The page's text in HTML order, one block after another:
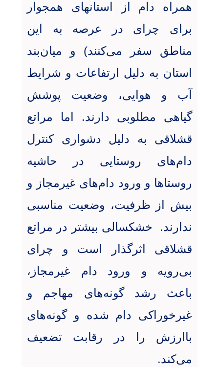
همراه دام از استانهای همجوار
برای چرای در عرصه به این
مناطق سفر می‌کنند) و میان‌بند
استان به دلیل ارتفاعات و شرایط
آب و هوایی، وضعیت پوشش
گیاهی مطلوبی دارند. اما مراتع
قشلاقی به دلیل دشواری کنترل
دام‌های روستایی در حاشیه
روستاها و ورود دام‌های غیرمجاز و
بیش از ظرفیت، وضعیت مناسبی
ندارند. خشکسالی بیشتر در مراتع
قشلاقی اثرگذار است و چرای
بی‌رویه و ورود دام غیرمجاز،
باعث رشد گونه‌های مهاجم و
غیرخوراکی دام شده و گونه‌های
باارزش را در رقابت تضعیف
می‌کند.